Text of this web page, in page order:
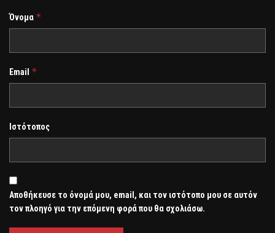
Όνομα *
Email *
Ιστότοπος
Αποθήκευσε το όνομά μου, email, και τον ιστότοπο μου σε αυτόν
τον πλοηγό για την επόμενη φορά που θα σχολιάσω.